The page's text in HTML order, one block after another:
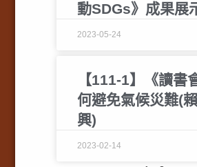
動SDGs》成果展
2023-05-24
【111-1】《讀書
何避免氣候災難(
興)
2023-02-14